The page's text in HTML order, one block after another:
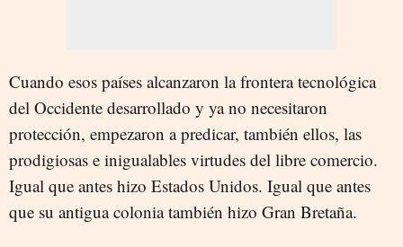
Cuando esos países alcanzaron la frontera tecnológica
del Occidente desarrollado y ya no necesitaron
protección, empezaron a predicar, también ellos, las
prodigiosas e inigualables virtudes del libre comercio.
Igual que antes hizo Estados Unidos. Igual que antes
que su antigua colonia también hizo Gran Bretaña.